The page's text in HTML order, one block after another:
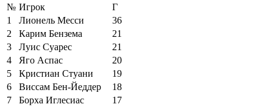
№ Игрок
Г
1
Лионель Месси
36
2
Карим Бензема
21
3
Луис Суарес
21
4
Яго Аспас
20
5
Кристиан Стуани
19
6
Виссам Бен-Йеддер
18
7
Борха Иглесиас
17